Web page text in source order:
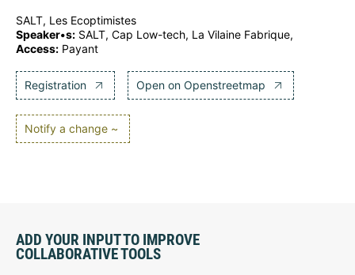
SALT, Les Ecoptimistes
Speaker•s: SALT, Cap Low-tech, La Vilaine Fabrique,
Access: Payant
Registration Open on Openstreetmap
Notify a change ~
ADD YOUR INPUT TO IMPROVE
COLLABORATIVE TOOLS